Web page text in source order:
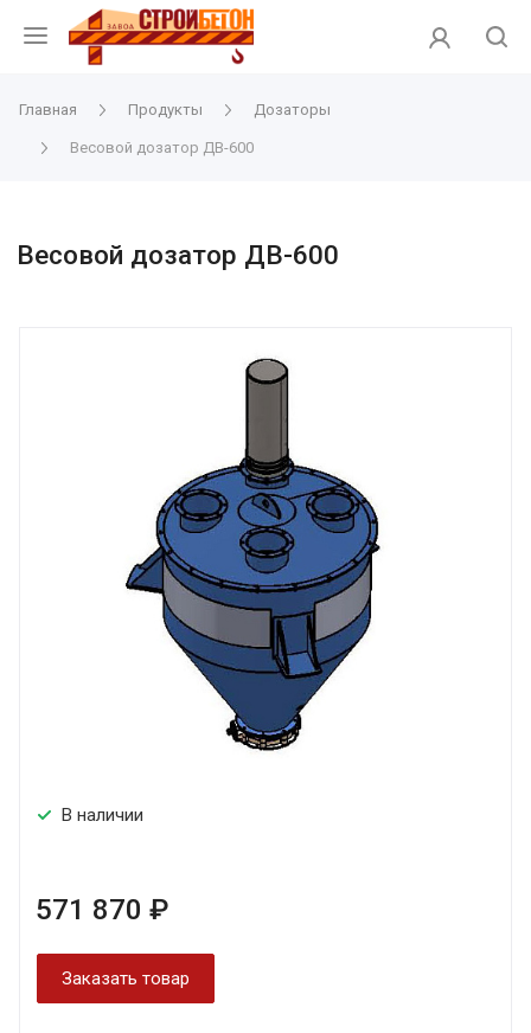
Главная Продукты Дозаторы
Весовой дозатор ДВ-600
Весовой дозатор ДВ-600
В наличии
571 870 ₽
Заказать товар